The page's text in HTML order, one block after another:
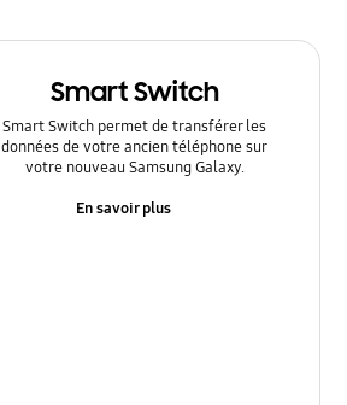
Smart Switch
Smart Switch permet de transférer les
données de votre ancien téléphone sur
votre nouveau Samsung Galaxy.
En savoir plus